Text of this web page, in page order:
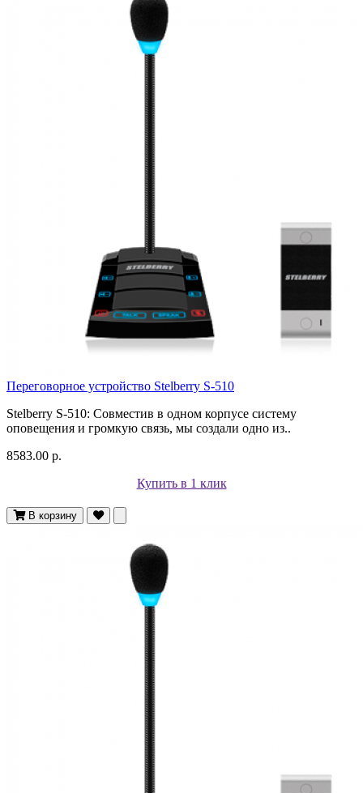
Переговорное устройство Stelberry S-510
Stelberry S-510: Совместив в одном корпусе систему
оповещения и громкую связь, мы создали одно из..
8583.00 р.
Купить в 1 клик
В корзину